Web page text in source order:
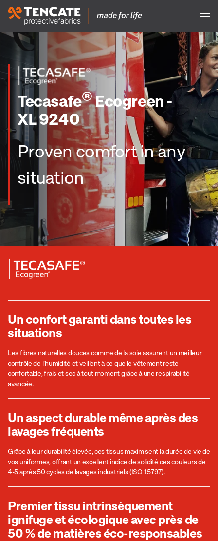
Tecasafe®Ecogreen -
XL 9240
Proven comfort in any
situation
Un confort garanti dans toutes les
situations
Les fibres naturelles douces comme de la soie assurent un meilleur
contrôle de l’humidité et veillent à ce que le vêtement reste
confortable, frais et sec à tout moment grâce à une respirabilité
avancée.
Un aspect durable même après des
lavages fréquents
Grâce à leur durabilité élevée, ces tissus maximisent la durée de vie de
vos uniformes, offrant un excellent indice de solidité des couleurs de
4-5 après 50 cycles de lavages industriels (ISO 15797).
Premier tissu intrinsèquement
ignifuge et écologique avec près de
50 % de matières éco-responsables